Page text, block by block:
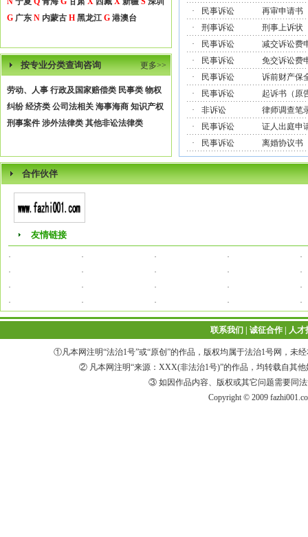
G 广东 N 内蒙古 H 黑龙江 G 港澳台
按专业分类查询咨询 更多>>
劳动、人事 行政及国家赔偿类 民事类 物权
纠纷 经济类 公司法相关 海事海商 知识产权
刑事案件 涉外法律类 其他非讼法律类
·
民事诉讼
再审申请书
·
刑事诉讼
刑事上诉状
·
民事诉讼
减交诉讼费
·
民事诉讼
免交诉讼费
·
民事诉讼
诉前财产保
·
民事诉讼
起诉书（原
·
非诉讼
律师调查笔
·
民事诉讼
证人出庭申
·
民事诉讼 离婚协议书
合作伙伴
友情链接
· · · ·
·
·
· · ·
·
·
· · ·
·
·
· · · ·
联系我们 诚征合作 人才
①凡本网注明“法治1号”或“原创”的作品，版权均属于法治1号网，未
② 凡本网注明“来源：XXX(非法治1号)”的作品，均转载自其
③ 如因作品内容、版权或其它问题需要同
Copyright © 2009